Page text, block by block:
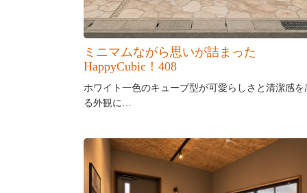
ミニマムながら思いが詰まった
HappyCubic！408
ホワイト一色のキューブ型が可愛らしさと清潔感を
る外観に…